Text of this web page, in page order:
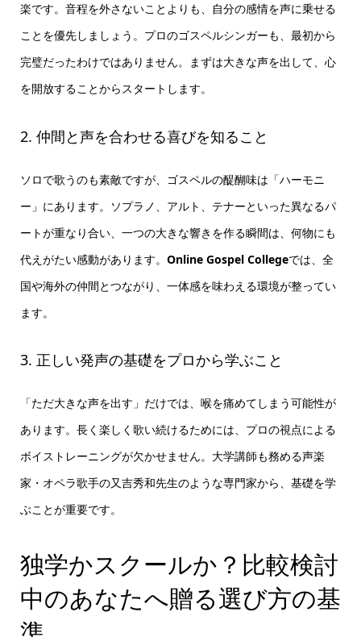
楽です。音程を外さないことよりも、自分の感情を声に乗せる
ことを優先しましょう。プロのゴスペルシンガーも、最初から
完璧だったわけではありません。まずは大きな声を出して、心
を開放することからスタートします。
2. 仲間と声を合わせる喜びを知ること
ソロで歌うのも素敵ですが、ゴスペルの醍醐味は「ハーモニ
ー」にあります。ソプラノ、アルト、テナーといった異なるパ
ートが重なり合い、一つの大きな響きを作る瞬間は、何物にも
代えがたい感動があります。 Online Gospel Collegeでは、全
国や海外の仲間とつながり、一体感を味わえる環境が整ってい
ます。
3. 正しい発声の基礎をプロから学ぶこと
「ただ大きな声を出す」だけでは、喉を痛めてしまう可能性が
あります。長く楽しく歌い続けるためには、プロの視点による
ボイストレーニングが欠かせません。大学講師も務める声楽
家・オペラ歌手の又吉秀和先生のような専門家から、基礎を学
ぶことが重要です。
独学かスクールか？比較検討
中のあなたへ贈る選び方の基